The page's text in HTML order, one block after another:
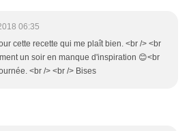
06:35
cette recette qui me plaît bien. <br /> <br
un soir en manque d'inspiration 😊<br
<br /> <br /> Bises